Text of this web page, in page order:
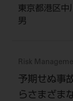
東京都港区
男
Risk
予期せぬ事
らさまざま